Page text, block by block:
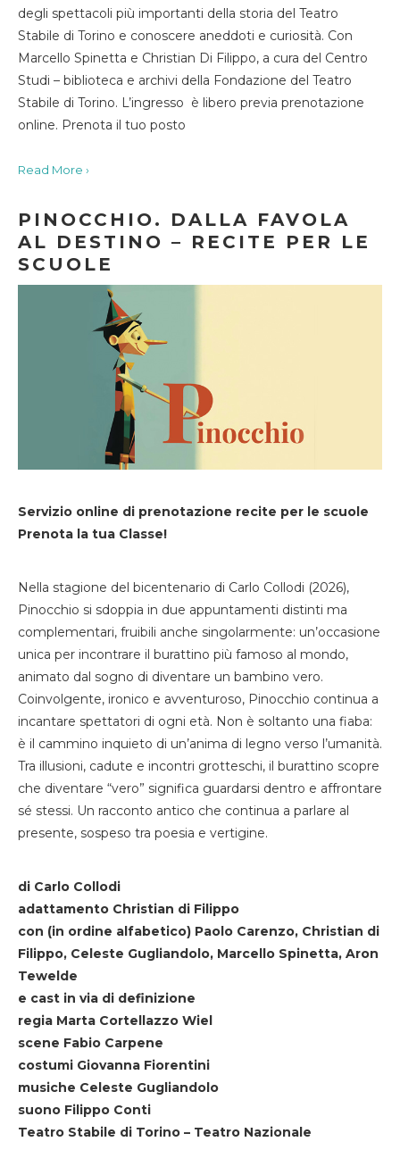
degli spettacoli più importanti della storia del Teatro
Stabile di Torino e conoscere aneddoti e curiosità. Con
Marcello Spinetta e Christian Di Filippo, a cura del Centro
Studi – biblioteca e archivi della Fondazione del Teatro
Stabile di Torino. L’ingresso è libero previa prenotazione
online. Prenota il tuo posto
Read More ›
PINOCCHIO. DALLA FAVOLA
AL DESTINO – RECITE PER LE
SCUOLE
Servizio online di prenotazione recite per le scuole
Prenota la tua Classe!
Nella stagione del bicentenario di Carlo Collodi (2026),
Pinocchio si sdoppia in due appuntamenti distinti ma
complementari, fruibili anche singolarmente: un’occasione
unica per incontrare il burattino più famoso al mondo,
animato dal sogno di diventare un bambino vero.
Coinvolgente, ironico e avventuroso, Pinocchio continua a
incantare spettatori di ogni età. Non è soltanto una fiaba:
è il cammino inquieto di un’anima di legno verso l’umanità.
Tra illusioni, cadute e incontri grotteschi, il burattino scopre
che diventare “vero” significa guardarsi dentro e affrontare
sé stessi. Un racconto antico che continua a parlare al
presente, sospeso tra poesia e vertigine.
di Carlo Collodi
adattamento Christian di Filippo
con (in ordine alfabetico) Paolo Carenzo, Christian di
Filippo, Celeste Gugliandolo, Marcello Spinetta, Aron
Tewelde
e cast in via di definizione
regia Marta Cortellazzo Wiel
scene Fabio Carpene
costumi Giovanna Fiorentini
musiche Celeste Gugliandolo
suono Filippo Conti
Teatro Stabile di Torino – Teatro Nazionale